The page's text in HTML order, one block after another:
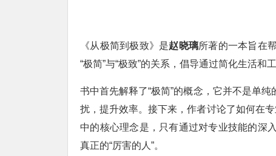
《从极简到极致》是赵晓璃所著的一本旨在
“极简”与“极致”的关系，倡导通过简化生活和
书中首先解释了“极简”的概念，它并不是单
扰，提升效率。接下来，作者讨论了如何在
中的核心理念是，只有通过对专业技能的深
真正的“厉害的人”。